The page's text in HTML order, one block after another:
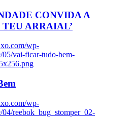
CONVIDA A
ARRAIAL’
wp-
05/vai-ficar-tudo-bem-
wp-
reebok_bug_stomper_02-